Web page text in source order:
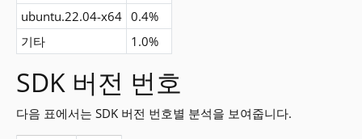
ubuntu.22.04-x64 0.4%
기타
1.0%
SDK 버전 번호
다음 표에서는 SDK 버전 번호별 분석을 보여줍니다.